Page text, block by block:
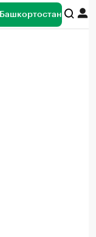
Башкортостан